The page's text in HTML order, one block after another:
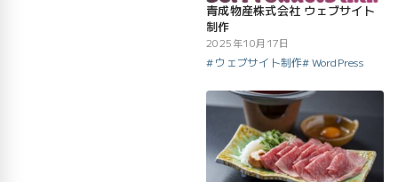
青成物産株式会社 ウェブサイト
制作
2025年10月17日
ウェブサイト制作 WordPress